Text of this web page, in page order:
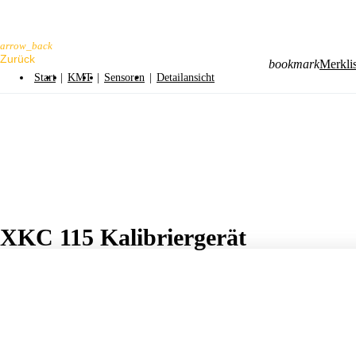
arrow_back
Start | KMT | Sensoren | Detailansicht
bookmark
XKC 115 Kalibriergerät